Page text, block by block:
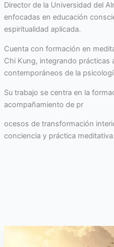
Director de la Universidad del
enfocadas en educación
espiritualidad aplicada.
Cuenta con formación en
Chi Kung, integrando prácticas
contemporáneos de la
Su trabajo se centra en la
acompañamiento de pr
ocesos de transformación
conciencia y práctica meditativa.